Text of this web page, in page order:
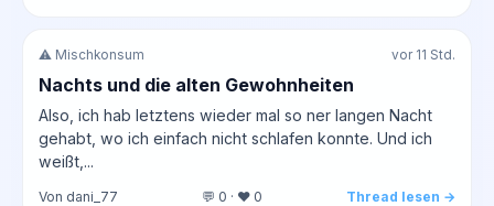
⚠️ Mischkonsum vor 11 Std.
Nachts und die alten Gewohnheiten
Also, ich hab letztens wieder mal so ner langen Nacht
gehabt, wo ich einfach nicht schlafen konnte. Und ich
weißt,...
Von dani_77 💬 0 · ❤️ 0 Thread lesen →